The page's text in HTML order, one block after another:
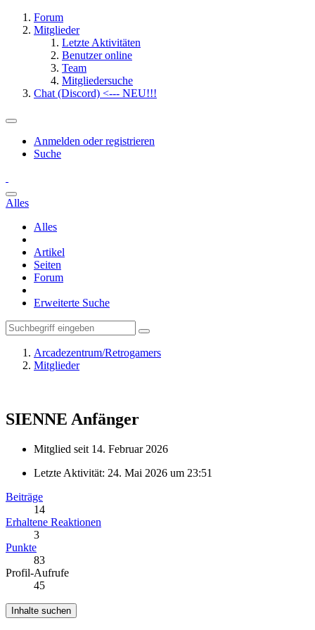
Forum
Mitglieder
Letzte Aktivitäten
Benutzer online
Team
Mitgliedersuche
Chat (Discord) <--- NEU!!!
Anmelden oder registrieren
Suche
Alles
Alles
Artikel
Seiten
Forum
Erweiterte Suche
Arcadezentrum/Retrogamers
Mitglieder
SIENNE Anfänger
Mitglied seit 14. Februar 2026
Letzte Aktivität: 24. Mai 2026 um 23:51
Beiträge
14
Erhaltene Reaktionen
3
Punkte
83
Profil-Aufrufe
45
Inhalte suchen